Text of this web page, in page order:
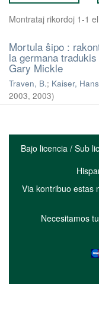
Montrataj rikordoj 1-1 el
Mortula ŝipo :
la germana
Gary Mickle
Traven, B.; Kaiser,
2003, 2003)
Bajo licencia / Sub
Via kontribuo estas
Necesitamos